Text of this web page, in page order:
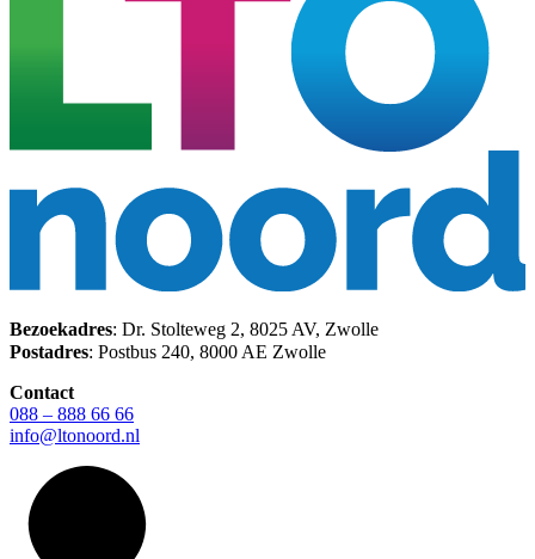
Bezoekadres: Dr. Stolteweg 2, 8025 AV, Zwolle
Postadres: Postbus 240, 8000 AE Zwolle
Contact
088 – 888 66 66
info@ltonoord.nl